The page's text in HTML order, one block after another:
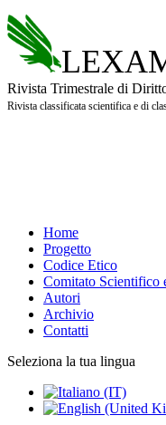
Rivista Trimestrale di
Rivista classificata scientifica e di
Home
Progetto
Codice Etico
Comitato Scientifico
Autori
Archivio
Contatti
Seleziona la tua lingua